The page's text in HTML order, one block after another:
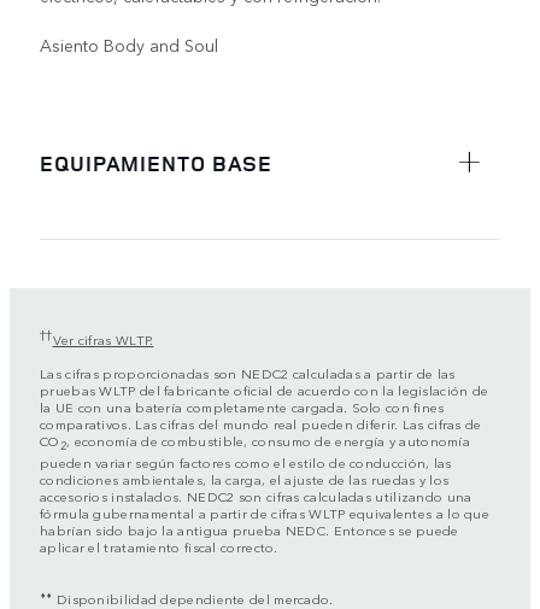
Asiento Body and Soul
EQUIPAMIENTO BASE
††Ver cifras WLTP.
Las cifras proporcionadas son NEDC2 calculadas a partir de las
pruebas WLTP del fabricante oficial de acuerdo con la legislación de
la UE con una batería completamente cargada. Solo con fines
comparativos. Las cifras del mundo real pueden diferir. Las cifras de
CO 2, economía de combustible, consumo de energía y autonomía
pueden variar según factores como el estilo de conducción, las
condiciones ambientales, la carga, el ajuste de las ruedas y los
accesorios instalados. NEDC2 son cifras calculadas utilizando una
fórmula gubernamental a partir de cifras WLTP equivalentes a lo que
habrían sido bajo la antigua prueba NEDC. Entonces se puede
aplicar el tratamiento fiscal correcto.
⬧⬧ Disponibilidad dependiente del mercado.